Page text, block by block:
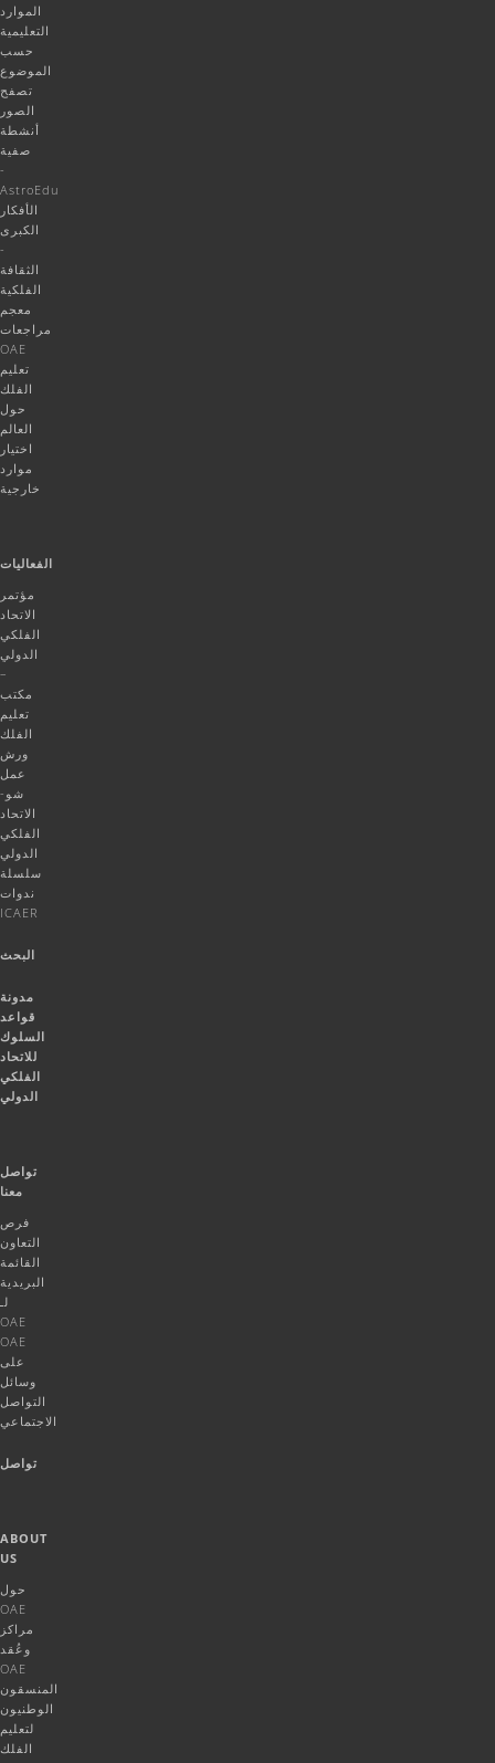
الموارد
التعليمية
حسب
الموضوع
تصفح
الصور
أنشطة
صفية
-
AstroEdu
الأفكار
الكبرى
-
الثقافة
الفلكية
معجم
مراجعات
OAE
تعليم
الفلك
حول
العالم
اختيار
موارد
خارجية
الفعاليات
مؤتمر
الاتحاد
الفلكي
الدولي
–
مكتب
تعليم
الفلك
ورش
عمل
شو-
الاتحاد
الفلكي
الدولي
سلسلة
ندوات
ICAER
البحث
مدونة
قواعد
السلوك
للاتحاد
الفلكي
الدولي
تواصل
معنا
فرص
التعاون
القائمة
البريدية
لـ
OAE
OAE
على
وسائل
التواصل
الاجتماعي
تواصل
ABOUT
US
حول
OAE
مراكز
وعُقد
OAE
المنسقون
الوطنيون
لتعليم
الفلك